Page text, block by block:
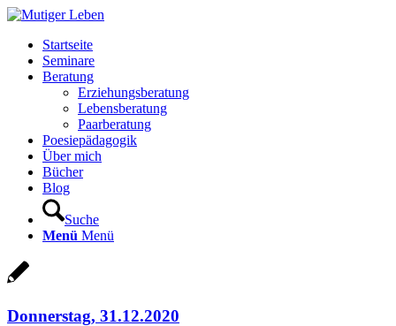
Startseite
Seminare
Beratung
Erziehungsberatung
Lebensberatung
Paarberatung
Poesiepädagogik
Über mich
Bücher
Blog
Suche
Menü Menü
Donnerstag, 31.12.2020